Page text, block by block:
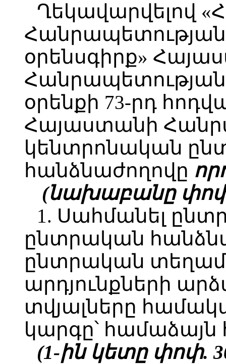
Ղեկավարվելով
օրենսգիրք»
օրենքի 73-րդ
Հայաստանի
կենտրոնական
հանձնաժողովը
(նախաբանը փոփ.
1. Սահմանել
ընտրական
ընտրական
արդյունքների
տվյալները
կարգը՝ համաձայն
(1-ին կետը փոփ.